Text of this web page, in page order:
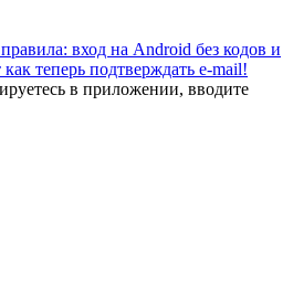
вход на Android без кодов и
теперь подтверждать e-mail!
в приложении, вводите